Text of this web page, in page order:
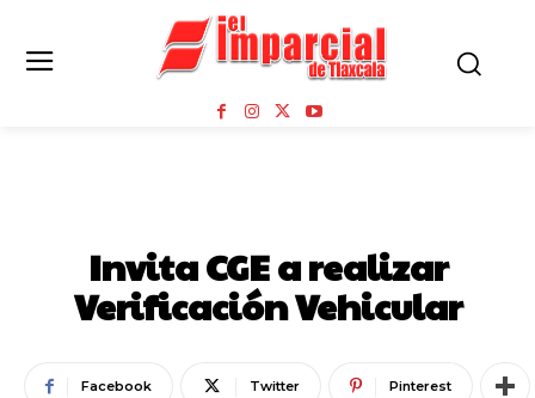
Invita CGE a realizar
Verificación Vehicular
Facebook Twitter Pinterest